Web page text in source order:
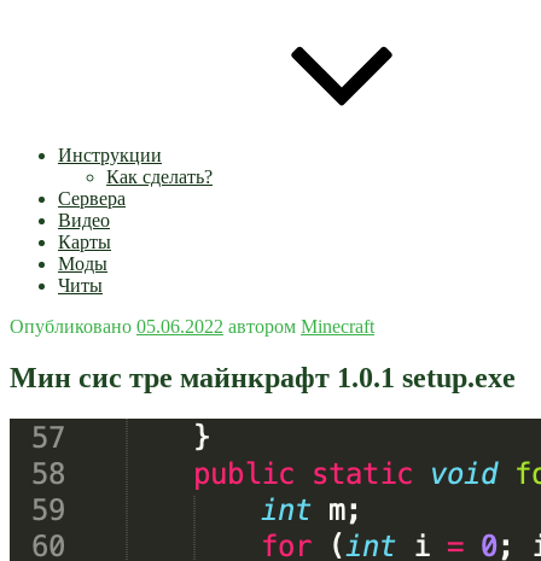
Инструкции
Как сделать?
Сервера
Видео
Карты
Моды
Читы
Опубликовано 05.06.2022 автором Minecraft
Мин сис тре майнкрафт 1.0.1 setup.exe